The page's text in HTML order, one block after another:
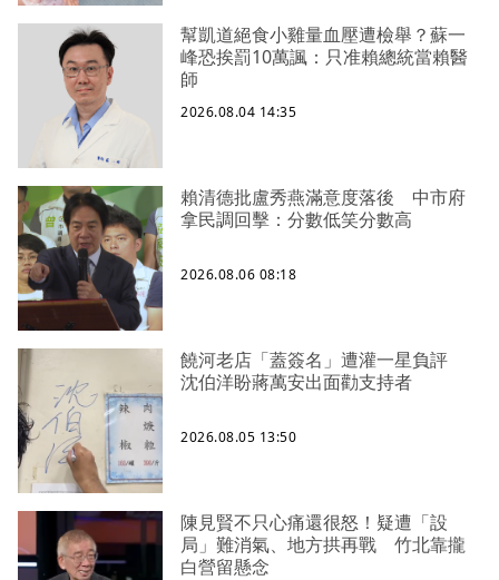
幫凱道絕食小雞量血壓遭檢舉？蘇一
峰恐挨罰10萬諷：只准賴總統當賴醫
師
2026.08.04 14:35
賴清德批盧秀燕滿意度落後 中市府
拿民調回擊：分數低笑分數高
2026.08.06 08:18
饒河老店「蓋簽名」遭灌一星負評
沈伯洋盼蔣萬安出面勸支持者
2026.08.05 13:50
陳見賢不只心痛還很怒！疑遭「設
局」難消氣、地方拱再戰 竹北靠攏
白營留懸念